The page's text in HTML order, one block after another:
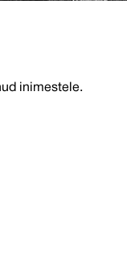
inimestele.